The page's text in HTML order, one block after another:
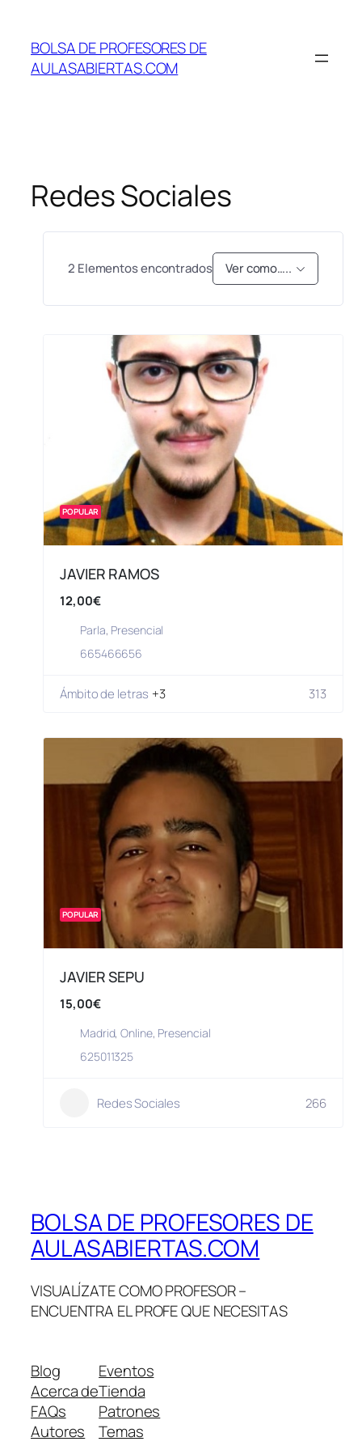
contenido
BOLSA DE PROFESORES DE
AULASABIERTAS.COM
Redes Sociales
2 Elementos encontrados Ver como…..
POPULAR
JAVIER RAMOS
12,00€
Parla, Presencial
665466656
Ámbito de letras +3 313
POPULAR
JAVIER SEPU
15,00€
Madrid,Online, Presencial
625011325
Redes Sociales 266
BOLSA DE PROFESORES DE
AULASABIERTAS.COM
VISUALÍZATE COMO PROFESOR –
ENCUENTRA EL PROFE QUE NECESITAS
Blog
Acerca de
FAQs
Autores
Eventos
Tienda
Patrones
Temas